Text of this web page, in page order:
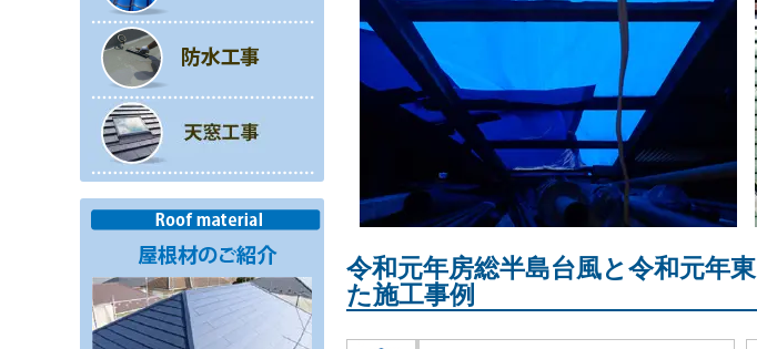
令和元年房総半島台風と令和元年
た施工事例